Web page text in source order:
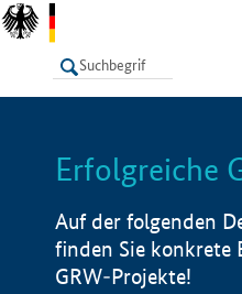
LISTE
Erfolgreiche
Auf der folgenden
finden Sie konkrete
GRW-Projekte!